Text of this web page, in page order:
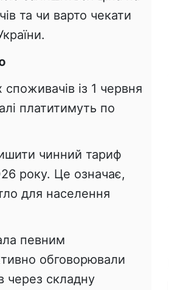
та чи варто чекати
із 1 червня
платитимуть по
чинний тариф
року. Це означає,
для населення
певним
обговорювали
через складну